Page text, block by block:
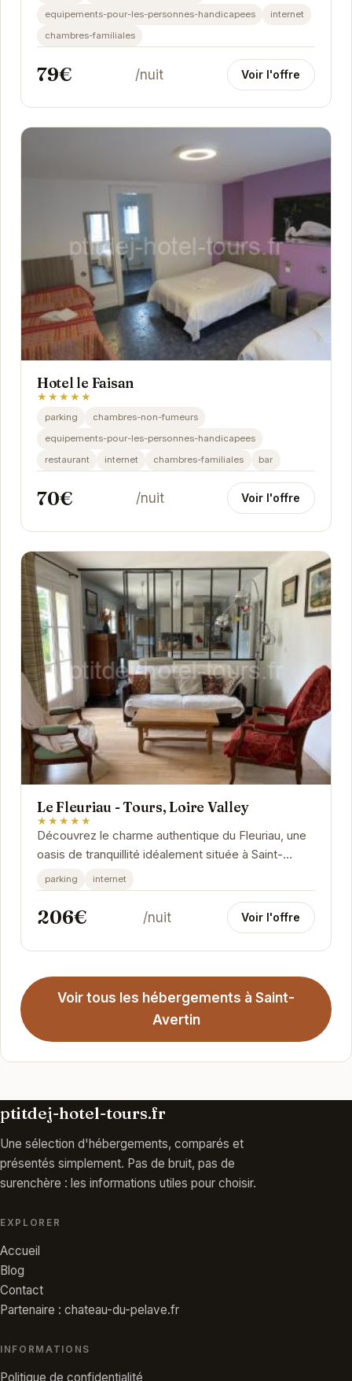
equipements-pour-les-personnes-handicapees
internet
chambres-familiales
79€ /nuit Voir l'offre
Hotel le Faisan
★★★★★
parking
chambres-non-fumeurs
equipements-pour-les-personnes-handicapees
restaurant
internet chambres-familiales bar
70€ /nuit Voir l'offre
Le Fleuriau - Tours, Loire Valley
★★★★★
Découvrez le charme authentique du Fleuriau, une
oasis de tranquillité idéalement située à Saint-
Avertin.
parking internet
206€ /nuit Voir l'offre
Voir tous les hébergements à Saint-
Avertin
ptitdej-hotel-tours.fr
Une sélection d'hébergements, comparés et
présentés simplement. Pas de bruit, pas de
surenchère : les informations utiles pour choisir.
EXPLORER
Accueil
Blog
Contact
Partenaire : chateau-du-pelave.fr
INFORMATIONS
Politique de confidentialité